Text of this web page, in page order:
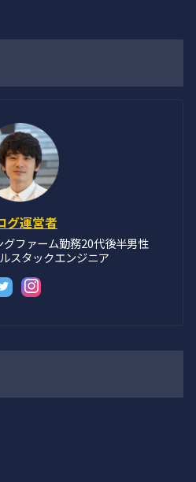
グ運営者
グファーム勤務20代後半男性
スタックエンジニア